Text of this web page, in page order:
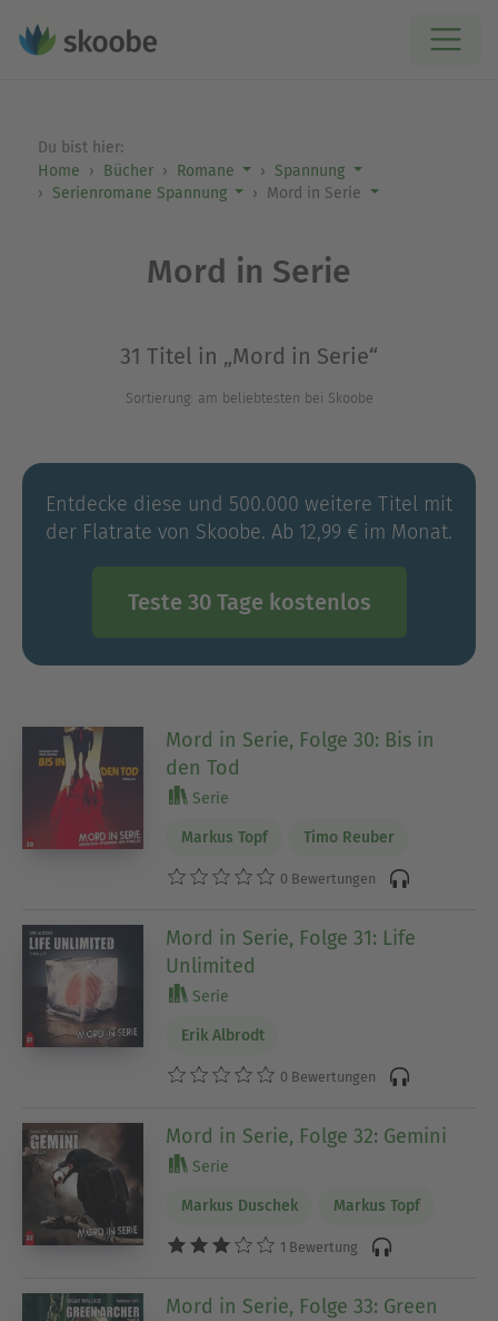
Du bist hier:
Home
Bücher Romane
Spannung
Serienromane Spannung
Mord in Serie
Mord in Serie
31 Titel in „Mord in Serie“
Sortierung: am beliebtesten bei Skoobe
Entdecke diese und 500.000 weitere Titel mit
der Flatrate von Skoobe. Ab 12,99 € im Monat.
Teste 30 Tage kostenlos
Mord in Serie, Folge 30: Bis in
den Tod
Serie
Markus Topf Timo Reuber
0 Bewertungen
Mord in Serie, Folge 31: Life
Unlimited
Serie
Erik Albrodt
0 Bewertungen
Mord in Serie, Folge 32: Gemini
Serie
Markus Duschek Markus Topf
1 Bewertung
Mord in Serie, Folge 33: Green